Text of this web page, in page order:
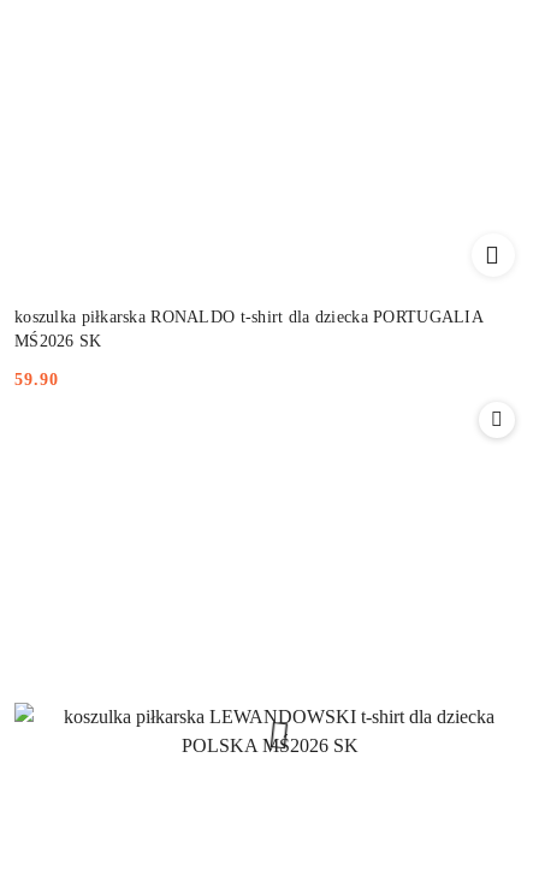
koszulka piłkarska RONALDO t-shirt dla dziecka PORTUGALIA
MŚ2026 SK
Cena:
59.90